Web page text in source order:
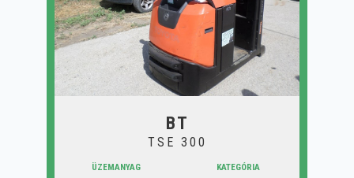
BT
TSE 300
ÜZEMANYAG KATEGÓRIA